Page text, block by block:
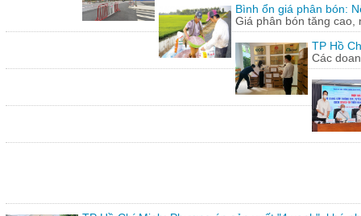
Bình ổn giá phân bón:
Giá phân bón tăng
TP Hồ
Các